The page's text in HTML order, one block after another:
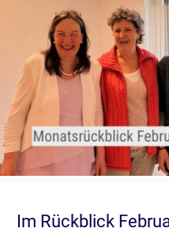
Im Rückblick